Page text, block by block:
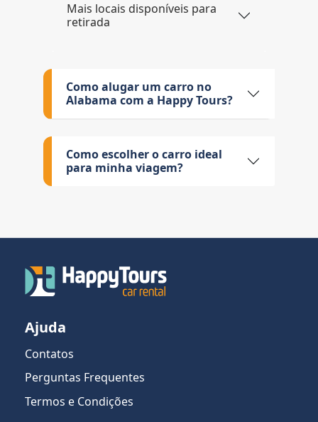
Mais locais disponíveis para
retirada
Como alugar um carro no
Alabama com a Happy Tours?
Como escolher o carro ideal
para minha viagem?
Ajuda
Contatos
Perguntas Frequentes
Termos e Condições